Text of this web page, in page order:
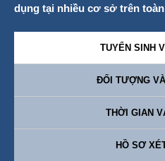
dụng tại nhiều cơ sở trên
TUYỂN SINH
ĐỐI TƯỢNG
THỜI GIAN
HỒ SƠ